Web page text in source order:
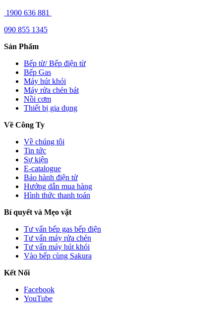
1900 636 881
090 855 1345
Sản Phẩm
Bếp từ/ Bếp điện từ
Bếp Gas
Máy hút khói
Máy rửa chén bát
Nồi cơm
Thiết bị gia dụng
Về Công Ty
Về chúng tôi
Tin tức
Sự kiện
E-catalogue
Bảo hành điện tử
Hướng dẫn mua hàng
Hình thức thanh toán
Bí quyết và Mẹo vặt
Tư vấn bếp gas bếp điện
Tư vấn máy rửa chén
Tư vấn máy hút khói
Vào bếp cùng Sakura
Kết Nối
Facebook
YouTube